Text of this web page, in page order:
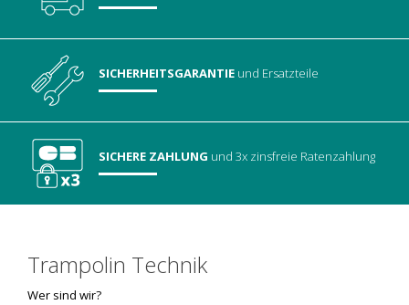
SICHERHEITSGARANTIE und Ersatzteile
SICHERE ZAHLUNG und 3x zinsfreie Ratenzahlung
Trampolin Technik
Wer sind wir?